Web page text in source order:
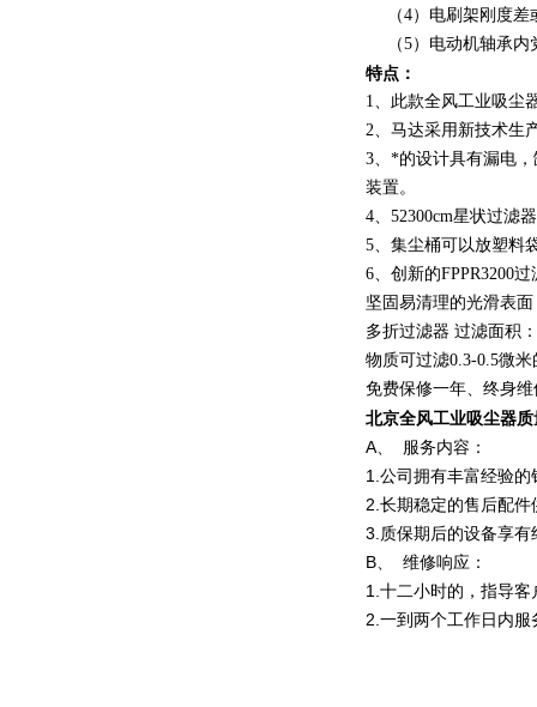
（4）电刷架刚度差
（5）电动机轴承内
特点：
1、此款全风工业吸尘
2、马达采用新技术生
3、*的设计具有漏电
装置。
4、52300cm星状过滤
5、集尘桶可以放塑料
6、创新的FPPR3200
坚固易清理的光滑表
多折过滤器 过滤面积
物质可过滤0.3-0.5微
免费保修一年、终身维
北京全风工业吸尘器
A、 服务内容：
1.公司拥有丰富经验
2.长期稳定的售后配件
3.质保期后的设备享有
B、 维修响应：
1.十二小时的，指导
2.一到两个工作日内